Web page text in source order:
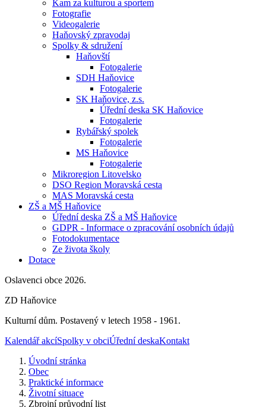
Kam za kulturou a sportem
Fotografie
Videogalerie
Haňovský zpravodaj
Spolky & sdružení
Haňovští
Fotogalerie
SDH Haňovice
Fotogalerie
SK Haňovice, z.s.
Úřední deska SK Haňovice
Fotogalerie
Rybářský spolek
Fotogalerie
MS Haňovice
Fotogalerie
Mikroregion Litovelsko
DSO Region Moravská cesta
MAS Moravská cesta
ZŠ a MŠ Haňovice
Úřední deska ZŠ a MŠ Haňovice
GDPR - Informace o zpracování osobních údajů
Fotodokumentace
Ze života školy
Dotace
Oslavenci obce 2026.
ZD Haňovice
Kulturní dům. Postavený v letech 1958 - 1961.
Kalendář akcíSpolky v obciÚřední deskaKontakt
Úvodní stránka
Obec
Praktické informace
Životní situace
Zbrojní průvodní list